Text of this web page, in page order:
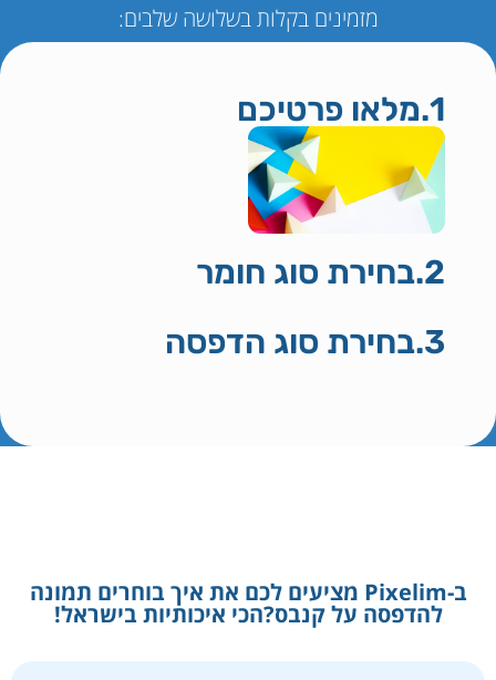
מזמינים בקלות בשלושה שלבים:
1.מלאו פרטיכם
2.בחירת סוג חומר
3.בחירת סוג הדפסה
ב-Pixelim מציעים לכם את איך בוחרים תמונה
להדפסה על קנבס?הכי איכותיות בישראל!